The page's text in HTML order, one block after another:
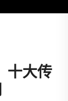
十大传